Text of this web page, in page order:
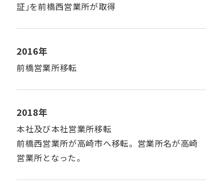
証｣を前橋西営業所が取得
2016年
前橋営業所移転
2018年
本社及び本社営業所移転
前橋西営業所が高崎市へ移転。営業所名が高崎
営業所となった。